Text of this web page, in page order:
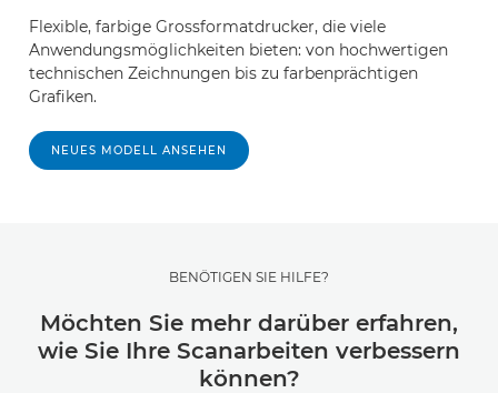
Flexible, farbige Grossformatdrucker, die viele
Anwendungsmöglichkeiten bieten: von hochwertigen
technischen Zeichnungen bis zu farbenprächtigen
Grafiken.
NEUES MODELL ANSEHEN
BENÖTIGEN SIE HILFE?
Möchten Sie mehr darüber erfahren,
wie Sie Ihre Scanarbeiten verbessern
können?